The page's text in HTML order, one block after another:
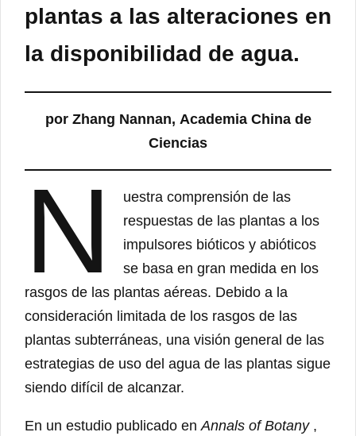
plantas a las alteraciones en
la disponibilidad de agua.
por Zhang Nannan, Academia China de
Ciencias
N
uestra comprensión de las
respuestas de las plantas a los
impulsores bióticos y abióticos
se basa en gran medida en los
rasgos de las plantas aéreas. Debido a la
consideración limitada de los rasgos de las
plantas subterráneas, una visión general de las
estrategias de uso del agua de las plantas sigue
siendo difícil de alcanzar.
En un estudio publicado en Annals of Botany,